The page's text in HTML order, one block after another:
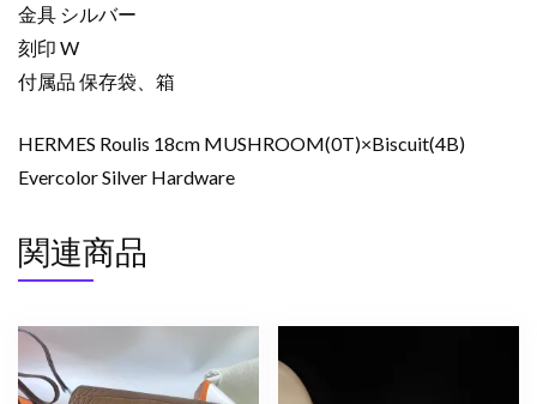
金具 シルバー
刻印 W
付属品 保存袋、箱
HERMES Roulis 18cm MUSHROOM(0T)×Biscuit(4B)
Evercolor Silver Hardware
関連商品